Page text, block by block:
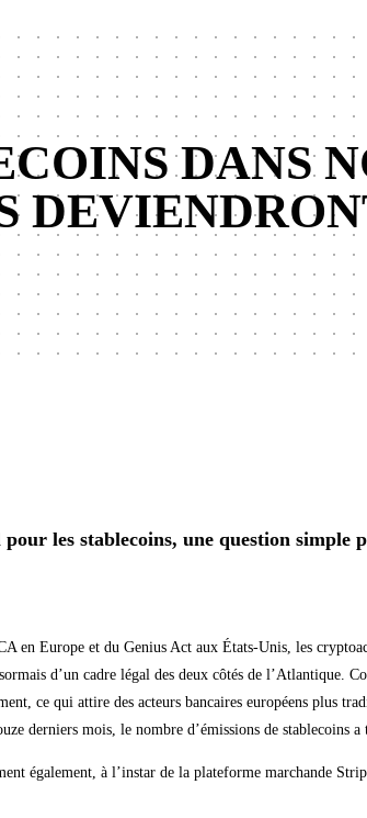
DANS
les stablecoins, une question simple
en Europe et du Genius Act aux États-Unis, les
d’un cadre légal des deux côtés de l’Atlantique.
ce qui attire des acteurs bancaires européens plus
derniers mois, le nombre d’émissions de stablecoins
également, à l’instar de la plateforme marchande